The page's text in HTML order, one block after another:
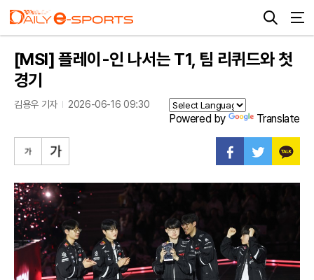
[MSI] 플레이-인 나서는 T1, 팀 리퀴드와 첫
경기
김용우 기자 2026-06-16 09:30
Powered by Translate